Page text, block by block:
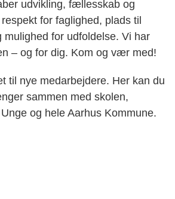
udvikling, fællesskab og
for faglighed, plads til
mulighed for udfoldelse. Vi har
– og for dig. Kom og vær med!
til nye medarbejdere. Her kan du
sammen med skolen,
og hele Aarhus Kommune.